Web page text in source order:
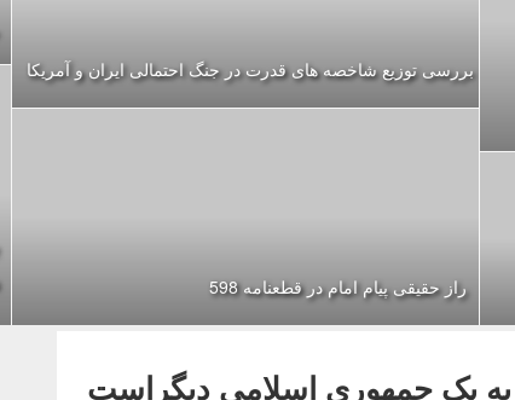
بررسی توزیع شاخصه های قدرت در جنگ احتمالی ایران و آمریکا
راز حقیقی پیام امام در قطعنامه 598
یک جمهوری اسلامی دیگراست